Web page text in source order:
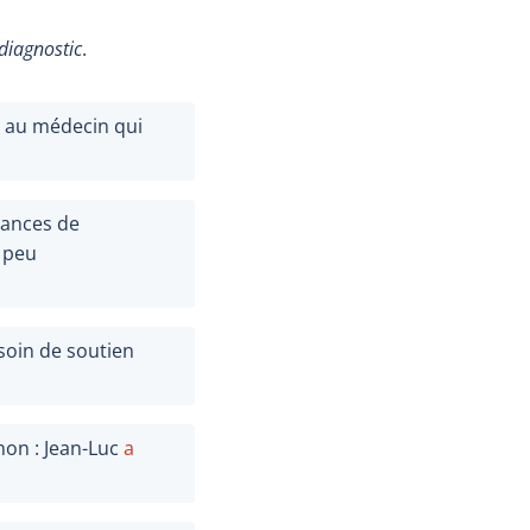
.
médecin qui
de
de soutien
: Jean-Luc a